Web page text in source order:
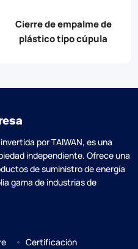
Cierre de empalme de
plástico tipo cúpula
por TAlWAN, es una
independiente. Ofrece una
de suministro de energía
gama de industrias de
Certificación